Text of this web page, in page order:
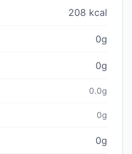
208 kcal
0g
0g
0.0g
0g
0g